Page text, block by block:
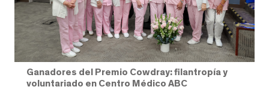
Ganadores del Premio Cowdray: filantropía y
voluntariado en Centro Médico ABC